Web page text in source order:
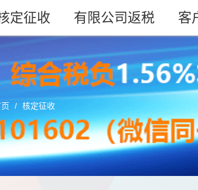
定征收 有限公司返税 客
/ 核定征收